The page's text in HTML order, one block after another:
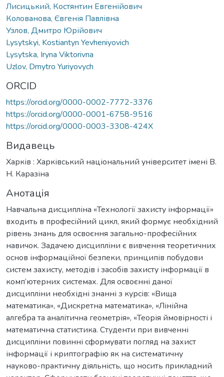
Лисицький, Костянтин Евгенійович
Колованова, Євгенія Павлівна
Узлов, Дмитро Юрійович
Lysytskyi, Kostiantyn Yevheniyovich
Lysytska, Iryna Viktorivna
Uzlov, Dmytro Yuriyovych
ORCID
https://orcid.org/0000-0002-7772-3376
https://orcid.org/0000-0001-6758-9516
https://orcid.org/0000-0003-3308-424X
Видавець
Харків : Харківський національний університет імені В.
Н. Каразіна
Анотація
Навчальна дисципліна «Технології захисту інформації»
входить в професійний цикл, який формує необхідний
рівень знань для освоєння загально-професійних
навичок. Задачею дисципліни є вивчення теоретичних
основ інформаційної безпеки, принципів побудови
систем захисту, методів і засобів захисту інформації в
комп’ютерних системах. Для освоєнні даної
дисципліни необхідні знанні з курсів: «Вища
математика», «Дискретна математика», «Лінійна
алгебра та аналітична геометрія», «Теорія ймовірності і
математична статистика. Студенти при вивченні
дисципліни повинні сформувати погляд на захист
інформації і криптографію як на систематичну
науково-практичну діяльність, що носить прикладний